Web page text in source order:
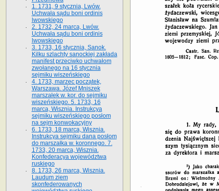
1. 1731, 9 stycznia, Lwów.
Uchwała sądu boni ordinis
lwowskiego
2. 1732, 24 marca, Lwów.
Uchwała sądu boni ordinis
lwowskiego
3. 1733, 16 stycznia, Sanok.
Kilku szlachty sanockiej zakłada
manifest przeciwko uchwałom
zwołanego na 16 stycz­nia
sejmiku wiszeńskiego
4. 1733, marzec początek,
Warszawa. Józef Mniszek
marszałek w. kor. do sejmiku
wiszeńskiego. 5. 1733, 16
marca, Wisznia. Instrukcya
sejmiku wiszeńskiego posłom
na sejm konwokacyjny
6. 1733, 18 marca, Wisznia.
Instrukcya sejmiku dana posłom
do marszałka w. koronnego. 7.
1733, 20 marca, Wisznia.
Konfederacya województwa
ruskiego
8. 1733, 26 marca, Wisznia.
Laudum ziem
skonfederowanych